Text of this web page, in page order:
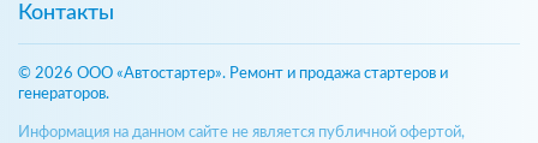
Контакты
© 2026 ООО «Автостартер». Ремонт и продажа стартеров и
генераторов.
Информация на данном сайте не является публичной офертой,